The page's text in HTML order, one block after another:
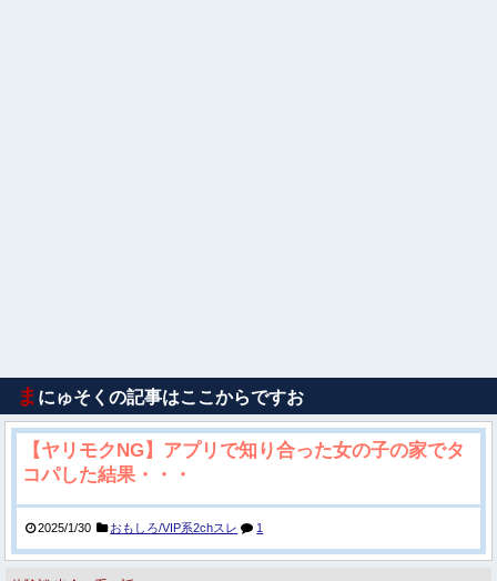
ま にゅそくの記事はここからですお
【ヤリモクNG】アプリで知り合った女の子の家でタ
コパした結果・・・
2025/1/30 おもしろ/VIP系2chスレ 1